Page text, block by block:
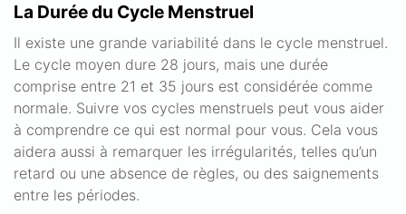
La Durée du Cycle Menstruel
Il existe une grande variabilité dans le cycle menstruel.
Le cycle moyen dure 28 jours, mais une durée
comprise entre 21 et 35 jours est considérée comme
normale. Suivre vos cycles menstruels peut vous aider
à comprendre ce qui est normal pour vous. Cela vous
aidera aussi à remarquer les irrégularités, telles qu’un
retard ou une absence de règles, ou des saignements
entre les périodes.